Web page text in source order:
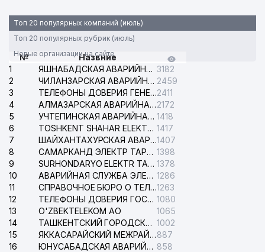
34
МИРАБАДСКОГО РАЙОНА
883 м
35 GIZA FASHION HOUSE ООО
QULMATOVA DILDORA
XAMZAYEVNA ИндП
БЮРО НЕСЧАСТНЫХ СЛУЧАЕВ
KHS GmbH TASHKENT
ПРЕДСТАВИТЕЛЬСТВО
ADVERTISING GUIDE ООО
МИНИСТЕРСТВО НАРОДНОГО
ОБРАЗОВАНИЯ РЕСПУБЛИКИ
УЗБЕКИСТАН
Топ 20 популярных компаний (июль)
Топ 20 популярных рубрик (июль)
Новые организации на сайте
№
Назвние
1
ЯШНАБАДСКАЯ АВАРИЙНАЯ СЛУЖБА ЭЛЕКТРОСЕТИ 3182
2
ЧИЛАНЗАРСКАЯ АВАРИЙНАЯ СЛУЖБА ЭЛЕКТРОСЕТИ 2459
3
ТЕЛЕФОНЫ ДОВЕРИЯ ГЕНЕРАЛЬНОЙ ПРОКУРАТУРЫ РЕСПУБЛИКИ УЗБЕКИСТАН2411
4
АЛМАЗАРСКАЯ АВАРИЙНАЯ СЛУЖБА ЭЛЕКТРОСЕТИ2172
5
УЧТЕПИНСКАЯ АВАРИЙНАЯ СЛУЖБА ЭЛЕКТРОСЕТИ 1418
6
TOSHKENT SHAHAR ELEKTR TARMOQLARI KORXONASI АО 1417
7
ШАЙХАНТАХУРСКАЯ АВАРИЙНАЯ СЛУЖБА ЭЛЕКТРОСЕТИ1407
8
САМАРКАНД ЭЛЕКТР ТАРМОКЛАРИ АО 1398
9
SURHONDARYO ELEKTR TARMOKLARI АО 1378
10
АВАРИЙНАЯ СЛУЖБА ЭЛЕКТРОСЕТИ ТАШКЕНТСКОГО РАЙОНА 1286
11
СПРАВОЧНОЕ БЮРО О ТЕЛЕФОНАХ ОРГАНИЗАЦИЙ г. ТАШКЕНТА1263
12
ТЕЛЕФОНЫ ДОВЕРИЯ ГОСУДАРСТВЕННОГО ЦЕНТРА ТЕСТИРОВАНИЯ 1080
13
O'ZBEKTELEKOM АО
1065
14
ТАШКЕНТСКИЙ ГОРОДСКОЙ СУД ПО ГРАЖДАНСКИМ ДЕЛАМ 1002
15
ЯККАСАРАЙСКИЙ МЕЖРАЙОННЫЙ СУД ПО ГРАЖДАНСКИМ ДЕЛАМ887
16
ЮНУСАБАДСКАЯ АВАРИЙНАЯ СЛУЖБА ЭЛЕКТРОСЕТИ 858